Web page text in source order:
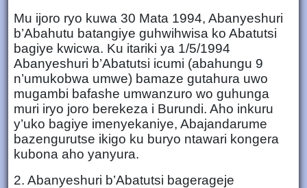
Mu ijoro ryo kuwa 30 Mata 1994, Abanyeshuri
b’Abahutu batangiye guhwihwisa ko Abatutsi
bagiye kwicwa. Ku itariki ya 1/5/1994
Abanyeshuri b’Abatutsi icumi (abahungu 9
n’umukobwa umwe) bamaze gutahura uwo
mugambi bafashe umwanzuro wo guhunga
muri iryo joro berekeza i Burundi. Aho inkuru
y’uko bagiye imenyekaniye, Abajandarume
bazengurutse ikigo ku buryo ntawari kongera
kubona aho yanyura.
2. Abanyeshuri b’Abatutsi bagerageje